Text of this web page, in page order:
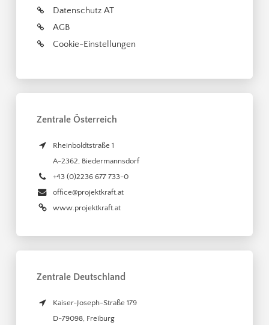
Datenschutz AT
AGB
Cookie-Einstellungen
Zentrale Österreich
Rheinboldtstraße 1
A-2362, Biedermannsdorf
+43 (0)2236 677 733-0
office@projektkraft.at
www.projektkraft.at
Zentrale Deutschland
Kaiser-Joseph-Straße 179
D-79098, Freiburg